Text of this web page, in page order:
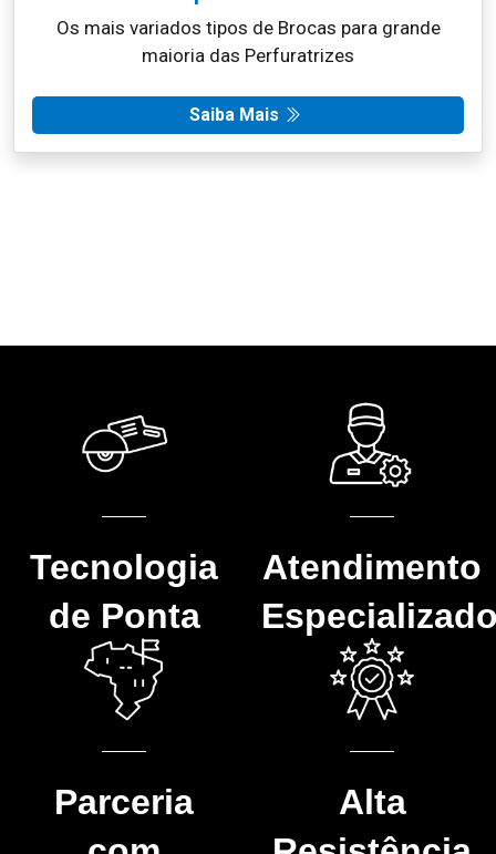
maioria das Perfuratrizes
Saiba Mais
Tecnologia
de Ponta
Atendimento
Parceria
com
Alta
Resistência